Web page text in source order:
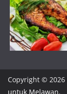
Copyright © 2026
untuk Melawan.